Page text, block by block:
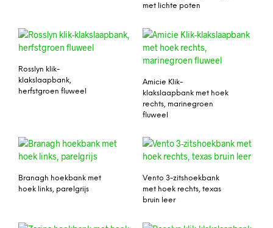
met lichte poten
Rosslyn klik-
klakslaapbank,
herfstgroen fluweel
Amicie Klik-
klakslaapbank met hoek
rechts, marinegroen
fluweel
Branagh hoekbank met
hoek links, parelgrijs
Vento 3-zitshoekbank
met hoek rechts, texas
bruin leer